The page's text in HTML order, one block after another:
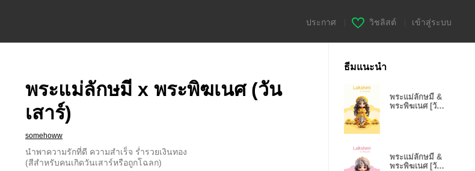
ประกาศ วิชลิสต์ เข้าสู่ระบบ
พระแม่ลักษมี x พระพิฆเนศ (วัน
เสาร์)
somehoww
นำพาความรักที่ดี ความสำเร็จ ร่ำรวยเงินทอง
(สีสำหรับคนเกิดวันเสาร์หรือถูกโฉลก)
ธีมแนะนำ
พระแม่ลักษมี &
พระพิฆเนศ [วัน
พระแม่ลักษมี &
พระพิฆเนศ [วัน